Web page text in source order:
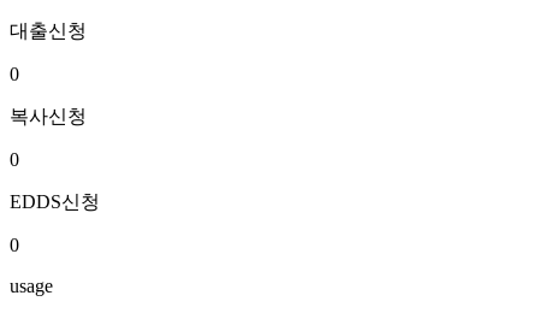
대출신청
0
복사신청
0
EDDS신청
0
usage